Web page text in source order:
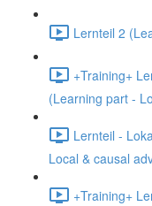
Lernteil 2
+Training+
(Learning part -
Lernteil -
Local & causal
+Training+